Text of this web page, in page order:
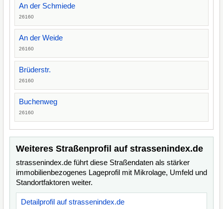
An der Schmiede
26160
An der Weide
26160
Brüderstr.
26160
Buchenweg
26160
Weiteres Straßenprofil auf strassenindex.de
strassenindex.de führt diese Straßendaten als stärker
immobilienbezogenes Lageprofil mit Mikrolage, Umfeld und
Standortfaktoren weiter.
Detailprofil auf strassenindex.de